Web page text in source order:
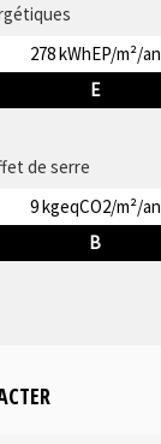
278 kWhEP/m²/an
E
de serre
9 kgeqCO2/m²/an
B